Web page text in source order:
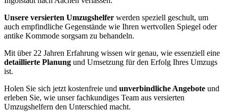
Unsere versierten Umzugshelfer werden speziell geschult, um
auch empfindliche Gegenstände wie Ihren wertvollen Spiegel oder
antike Kommode sorgsam zu behandeln.
Mit über 22 Jahren Erfahrung wissen wir genau, wie essenziell eine
detaillierte Planung und Umsetzung für den Erfolg Ihres Umzugs
ist.
Holen Sie sich jetzt kostenfreie und unverbindliche Angebote und
erleben Sie, wie unser fachkundiges Team aus versierten
Umzugshelfern den Unterschied macht.